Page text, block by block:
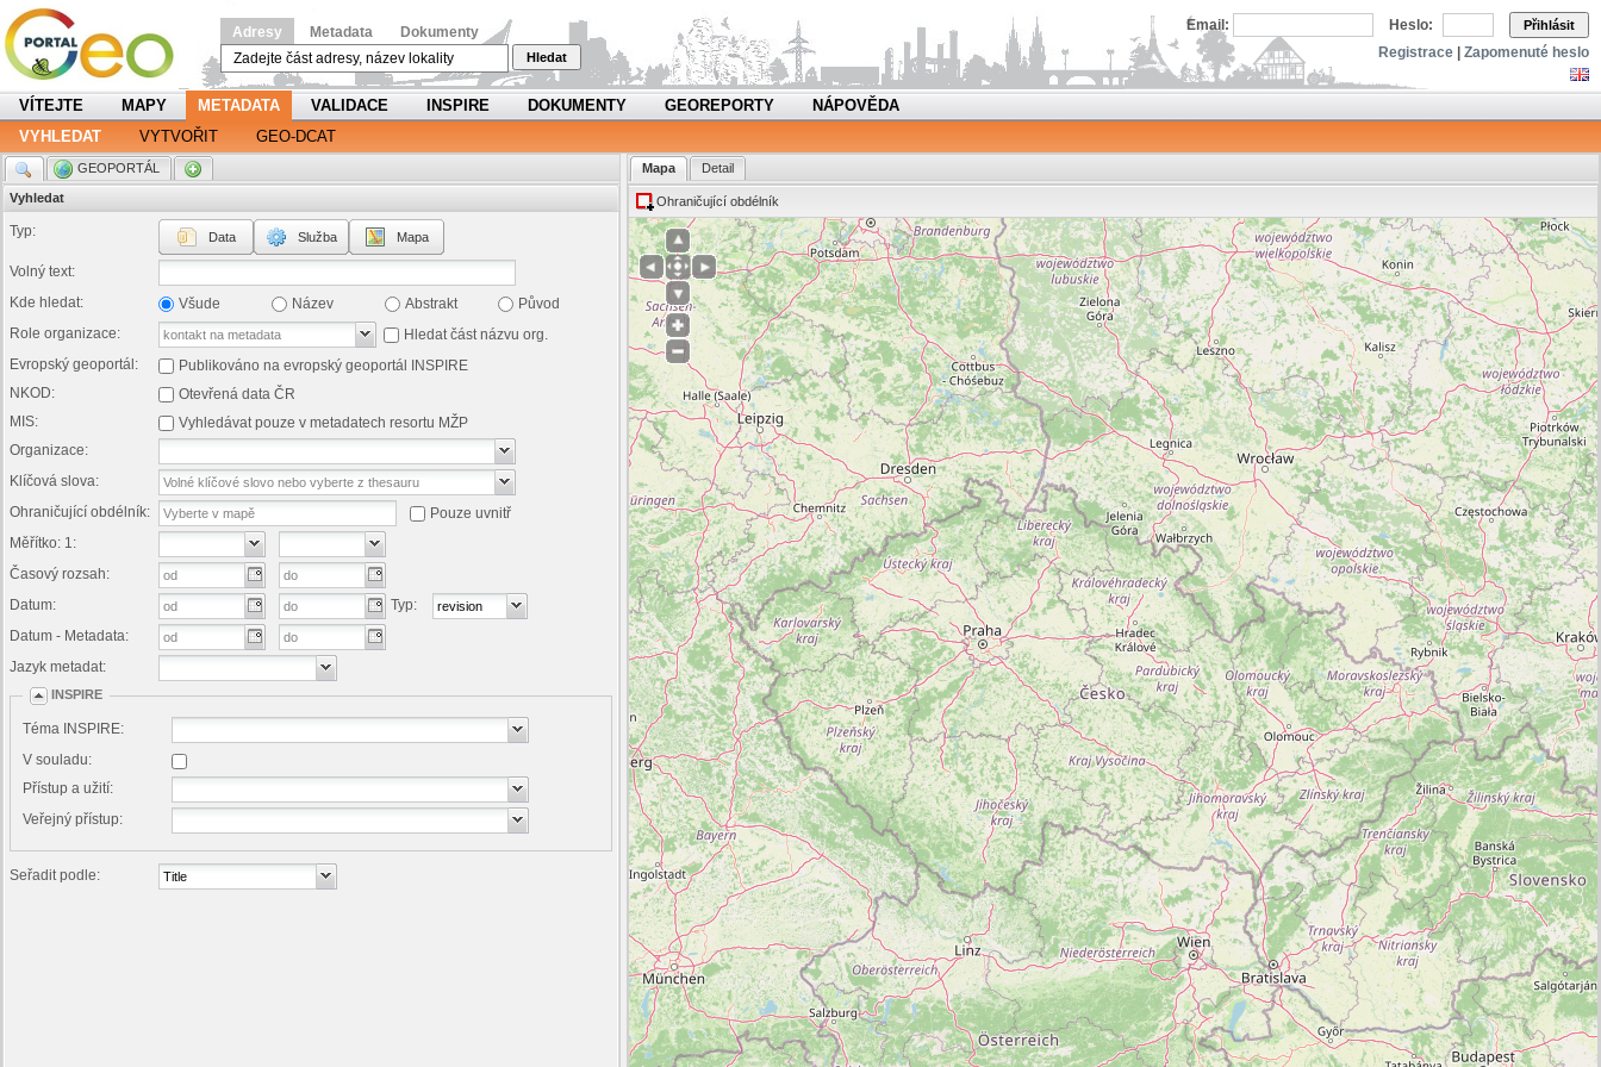
Adresy Metadata Dokumenty
Hledat
Email: Heslo: Přihlásit
Registrace Zapomenuté heslo
VÍTEJTE MAPY METADATA VALIDACE INSPIRE DOKUMENTY GEOREPORTY
NÁPOVĚDA
VYHLEDAT
VYTVOŘIT GEO-DCAT
GEOPORTÁL
Vyhledat
Typ: Data Služba Mapa
Volný text:
Kde hledat:
Všude Název Abstrakt
Původ
Role organizace:
Hledat část názvu org.
Evropský geoportál:
Publikováno na evropský geoportál INSPIRE
NKOD:
Otevřená data ČR
MIS:
Vyhledávat pouze v metadatech resortu MŽP
Organizace:
Klíčová slova:
Ohraničující obdélník:
Pouze uvnitř
Měřítko: 1:
Časový rozsah:
Datum:
Datum - Metadata:
Typ:
Jazyk metadat:
INSPIRE
Téma INSPIRE:
V souladu:
Přístup a užití:
Veřejný přístup:
Seřadit podle:
Mapa Detail
Ohraničující obdélník